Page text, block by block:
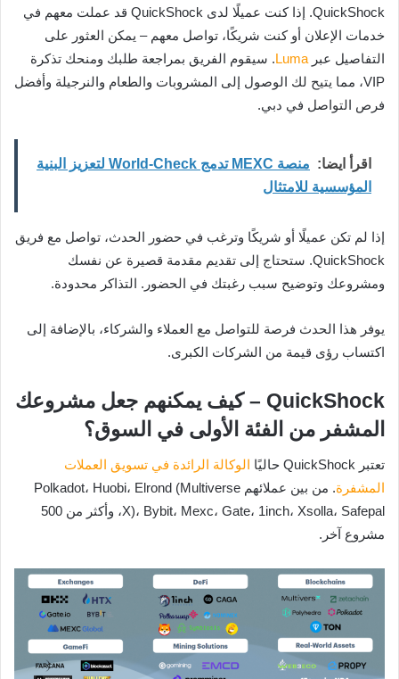
QuickShock. إذا كنت عميلًا لدى QuickShock قد عملت معهم في
خدمات الإعلان أو كنت شريكًا، تواصل معهم – يمكن العثور على
التفاصيل عبر Luma. سيقوم الفريق بمراجعة طلبك ومنحك تذكرة
VIP، مما يتيح لك الوصول إلى المشروبات والطعام والنرجيلة وأفضل
فرص التواصل في دبي.
اقرأ ايضا:
منصة MEXC تدمج World-Check لتعزيز البنية
المؤسسية للامتثال
إذا لم تكن عميلًا أو شريكًا وترغب في حضور الحدث، تواصل مع فريق
QuickShock. ستحتاج إلى تقديم مقدمة قصيرة عن نفسك
ومشروعك وتوضيح سبب رغبتك في الحضور. التذاكر محدودة.
يوفر هذا الحدث فرصة للتواصل مع العملاء والشركاء، بالإضافة إلى
اكتساب رؤى قيمة من الشركات الكبرى.
QuickShock – كيف يمكنهم جعل مشروعك
المشفر من الفئة الأولى في السوق؟
تعتبر QuickShock حاليًا
الوكالة الرائدة في تسويق العملات
المشفرة
. من بين عملائهم Polkadot، Huobi، Elrond (Multiverse
X)، Bybit، Mexc، Gate، 1inch، Xsolla، Safepal، وأكثر من 500
مشروع آخر.